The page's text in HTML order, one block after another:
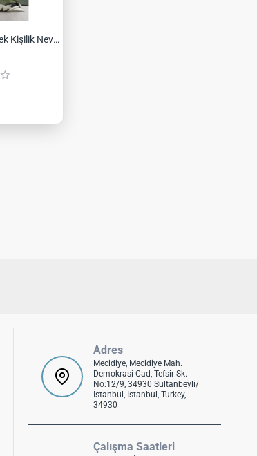
Özdilek Camouflage Tek Kişilik Nevresim Takımı
Adres
Mecidiye, Mecidiye Mah.
Demokrasi Cad, Tefsir Sk.
No:12/9, 34930 Sultanbeyli/
İstanbul, Istanbul, Turkey,
34930
Çalışma Saatleri